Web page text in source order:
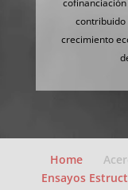
cofinanciación
contribuido
crecimiento
Home
Ensayos